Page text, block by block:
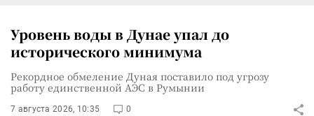
Уровень воды в Дунае упал до
исторического минимума
Рекордное обмеление Дуная поставило под угрозу
работу единственной АЭС в Румынии
7 августа 2026, 10:35 0